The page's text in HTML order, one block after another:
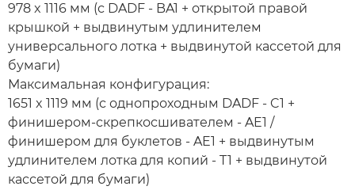
978 x 1116 мм (с DADF - BA1 + открытой правой
крышкой + выдвинутым удлинителем
универсального лотка + выдвинутой кассетой для
бумаги)
Максимальная конфигурация:
1651 x 1119 мм (с однопроходным DADF - C1 +
финишером-скрепкосшивателем - AE1 /
финишером для буклетов - AE1 + выдвинутым
удлинителем лотка для копий - T1 + выдвинутой
кассетой для бумаги)